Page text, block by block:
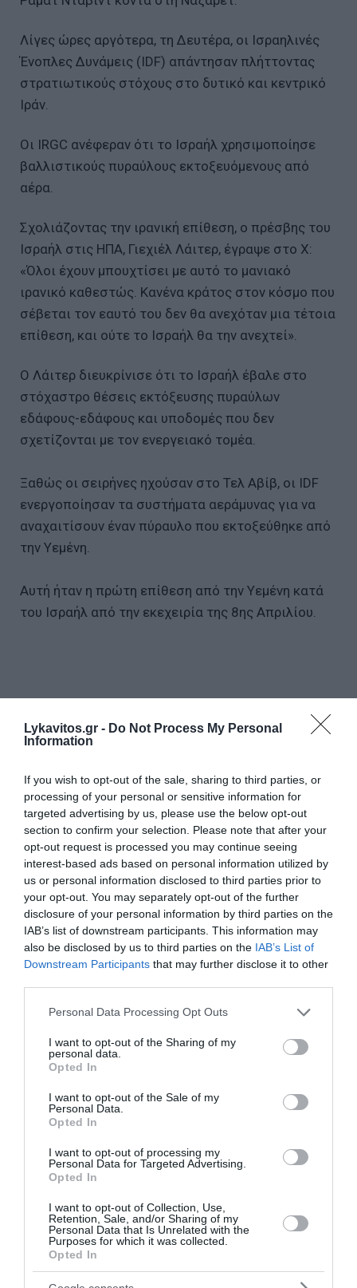
Lykavitos.gr - Do Not Process My Personal
Information
If you wish to opt-out of the sale, sharing to third parties, or
processing of your personal or sensitive information for
targeted advertising by us, please use the below opt-out
section to confirm your selection. Please note that after your
opt-out request is processed you may continue seeing
interest-based ads based on personal information utilized by
us or personal information disclosed to third parties prior to
your opt-out. You may separately opt-out of the further
disclosure of your personal information by third parties on the
IAB’s list of downstream participants. This information may
also be disclosed by us to third parties on the IAB’s List of
Downstream Participants that may further disclose it to other
Please note that this website/app uses one or more Google
not limited to your visit or usage behaviour. You may click to
grant or deny consent to Google and its third-party tags to
use your data for below specified purposes in below Google
consent section.
Personal Data Processing Opt Outs
I want to opt-out of the Sharing of my
personal data.
Opted In
I want to opt-out of the Sale of my
Personal Data.
Opted In
I want to opt-out of processing my
Personal Data for Targeted Advertising.
Opted In
I want to opt-out of Collection, Use,
Retention, Sale, and/or Sharing of my
Personal Data that Is Unrelated with the
Purposes for which it was collected.
Opted In
Λίγες ώρες αργότερα, τη Δευτέρα, οι Ισραηλινές
Ένοπλες Δυνάμεις (IDF) απάντησαν πλήττοντας
στρατιωτικούς στόχους στο δυτικό και κεντρικό
Ιράν.
Οι IRGC ανέφεραν ότι το Ισραήλ χρησιμοποίησε
βαλλιστικούς πυραύλους εκτοξευόμενους από
αέρα.
Σχολιάζοντας την ιρανική επίθεση, ο πρέσβης του
Ισραήλ στις ΗΠΑ, Γιεχιέλ Λάιτερ, έγραψε στο X:
«Όλοι έχουν μπουχτίσει με αυτό το μανιακό
ιρανικό καθεστώς. Κανένα κράτος στον κόσμο που
σέβεται τον εαυτό του δεν θα ανεχόταν μια τέτοια
επίθεση, και ούτε το Ισραήλ θα την ανεχτεί».
Ο Λάιτερ διευκρίνισε ότι το Ισραήλ έβαλε στο
στόχαστρο θέσεις εκτόξευσης πυραύλων
εδάφους-εδάφους και υποδομές που δεν
σχετίζονται με τον ενεργειακό τομέα.
Ξαθώς οι σειρήνες ηχούσαν στο Τελ Αβίβ, οι IDF
ενεργοποίησαν τα συστήματα αεράμυνας για να
αναχαιτίσουν έναν πύραυλο που εκτοξεύθηκε από
την Υεμένη.
Αυτή ήταν η πρώτη επίθεση από την Υεμένη κατά
του Ισραήλ από την εκεχειρία της 8ης Απριλίου.
Πυραυλική επίθεση του Ιράν στο Ισραήλ, η πρώτη
μετά την εκεχειρία (Bίντεο)
Επεισόδιο με πυροβολισμούς στο Ισραήλ: Ένας
έφεδρος νεκρός και πέντε τραυματίες
Financial Times: Ο Ζελένσκι έστειλε μήνυμα στον
Πούτιν για ειρηνευτικές συνομιλίες μέσω
Αμπράμοβιτς
και μάθετε πρώτοι όλες τις
ειδήσεις
Χρυσός: Ράλι έως τα 5.000 δολάρια προβλέπει η UBS - Οι 4
παράγοντες της ανόδου
Τα πρωτοσέλιδα των κυριακάτικων εφημερίδων
πρόγραμμα απευθύνεται πλέον σε όλες και όλους που